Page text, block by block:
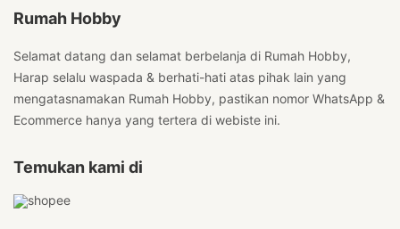
Rumah Hobby
Selamat datang dan selamat berbelanja di Rumah Hobby,
Harap selalu waspada & berhati-hati atas pihak lain yang
mengatasnamakan Rumah Hobby, pastikan nomor WhatsApp &
Ecommerce hanya yang tertera di webiste ini.
Temukan kami di